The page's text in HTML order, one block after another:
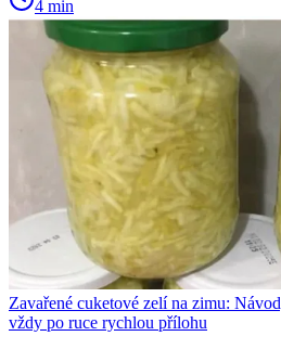
4 min
Zavařené cuketové zelí na zimu:
vždy po ruce rychlou přílohu